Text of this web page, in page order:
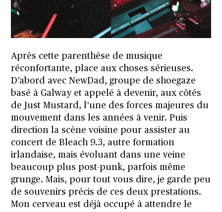
Après cette parenthèse de musique
réconfortante, place aux choses sérieuses.
D’abord avec NewDad, groupe de shoegaze
basé à Galway et appelé à devenir, aux côtés
de Just Mustard, l’une des forces majeures du
mouvement dans les années à venir. Puis
direction la scène voisine pour assister au
concert de Bleach 9.3, autre formation
irlandaise, mais évoluant dans une veine
beaucoup plus post-punk, parfois même
grunge. Mais, pour tout vous dire, je garde peu
de souvenirs précis de ces deux prestations.
Mon cerveau est déjà occupé à attendre le